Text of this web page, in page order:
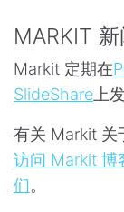
MARKIT
Markit 定期在
SlideShare 上
有关 Markit 关
访问 Markit 博
们。